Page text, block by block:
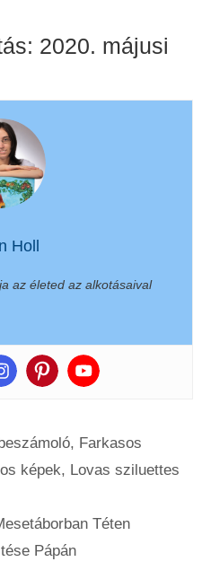
2020. májusi
Holl
az életed az alkotásaival
, Farkasos
képek, Lovas sziluettes
Téten
Pápán